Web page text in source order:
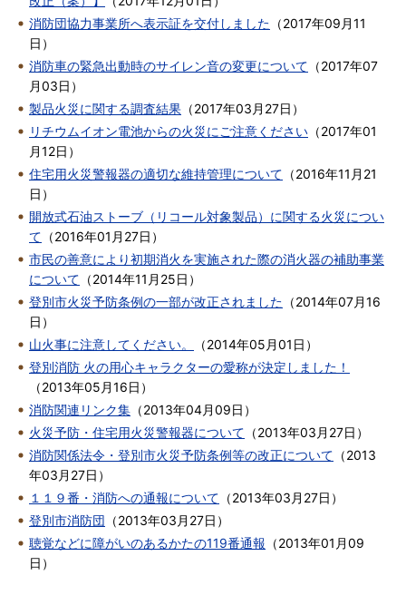
消防団協力事業所へ表示証を交付しました （2017年09月11
日 ）
消防車の緊急出動時のサイレン音の変更について （2017年07
月03日 ）
製品火災に関する調査結果 （2017年03月27日 ）
リチウムイオン電池からの火災にご注意ください （2017年01
月12日 ）
住宅用火災警報器の適切な維持管理について （2016年11月21
日 ）
開放式石油ストーブ（リコール対象製品）に関する火災につい
て （2016年01月27日 ）
市民の善意により初期消火を実施された際の消火器の補助事業
について （2014年11月25日 ）
登別市火災予防条例の一部が改正されました （2014年07月16
日 ）
山火事に注意してください。
（2014年05月01日 ）
登別消防 火の用心キャラクターの愛称が決定しました！
（2013年05月16日 ）
消防関連リンク集 （2013年04月09日 ）
火災予防・住宅用火災警報器について （2013年03月27日 ）
消防関係法令・登別市火災予防条例等の改正について （2013
年03月27日 ）
１１９番・消防への通報について （2013年03月27日 ）
登別市消防団 （2013年03月27日 ）
聴覚などに障がいのあるかたの119番通報 （2013年01月09
日 ）